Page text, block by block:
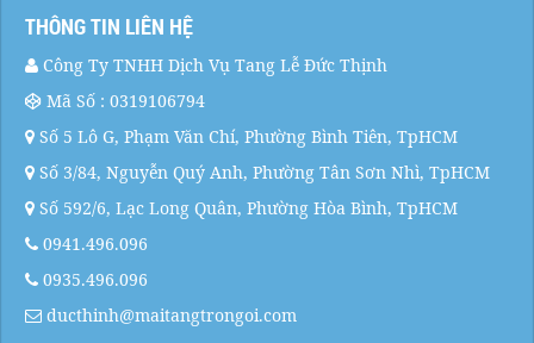
THÔNG TIN LIÊN HỆ
Công Ty TNHH Dịch Vụ Tang Lễ Đức Thịnh
Mã Số : 0319106794
Số 5 Lô G, Phạm Văn Chí, Phường Bình Tiên, TpHCM
Số 3/84, Nguyễn Quý Anh, Phường Tân Sơn Nhì, TpHCM
Số 592/6, Lạc Long Quân, Phường Hòa Bình, TpHCM
0941.496.096
0935.496.096
ducthinh@maitangtrongoi.com